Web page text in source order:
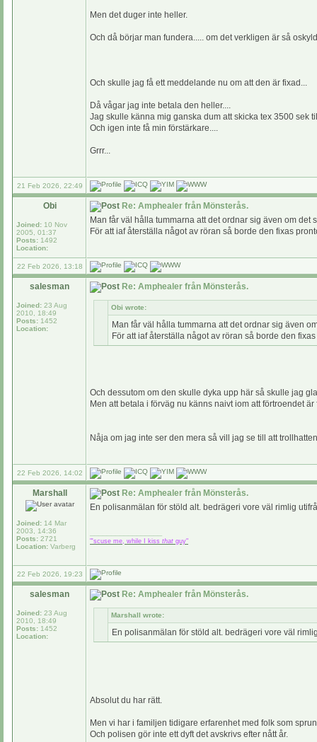
Men det duger inte heller.
Och då börjar man fundera..... om det verkligen är så
Och skulle jag få ett meddelande nu om att den är fixad...
Då vågar jag inte betala den heller....
Jag skulle känna mig ganska dum att skicka tex 3500 sek
Och igen inte få min förstärkare....
Grrr...
21 Feb 2026, 22:49
Obi
Joined: 10 Nov
2005, 01:37
Posts: 1492
Location:
Re: Amphealer från Mönsterås.
Man får väl hålla tummarna att det ordnar sig även om det
För att iaf återställa något av röran så borde den fixas
22 Feb 2026, 13:18
salesman
Joined: 23 Aug
2010, 18:49
Posts: 1452
Location:
Re: Amphealer från Mönsterås.
Obi wrote:
Man får väl hålla tummarna att det ordnar sig även
För att iaf återställa något av röran så borde den
Och dessutom om den skulle dyka upp här så skulle jag
Men att betala i förväg nu känns naivt iom att förtroendet är
Nåja om jag inte ser den mera så vill jag se till att
22 Feb 2026, 14:02
Marshall
Joined: 14 Mar
2003, 14:36
Posts: 2721
Location: Varberg
Re: Amphealer från Mönsterås.
En polisanmälan för stöld alt. bedrägeri vore väl rimlig
"'scuse me, while I kiss that guy"
22 Feb 2026, 19:23
salesman
Joined: 23 Aug
2010, 18:49
Posts: 1452
Location:
Re: Amphealer från Mönsterås.
Marshall wrote:
En polisanmälan för stöld alt. bedrägeri vore väl
Absolut du har rätt.
Men vi har i familjen tidigare erfarenhet med folk som
Och polisen gör inte ett dyft det avskrivs efter nått år.